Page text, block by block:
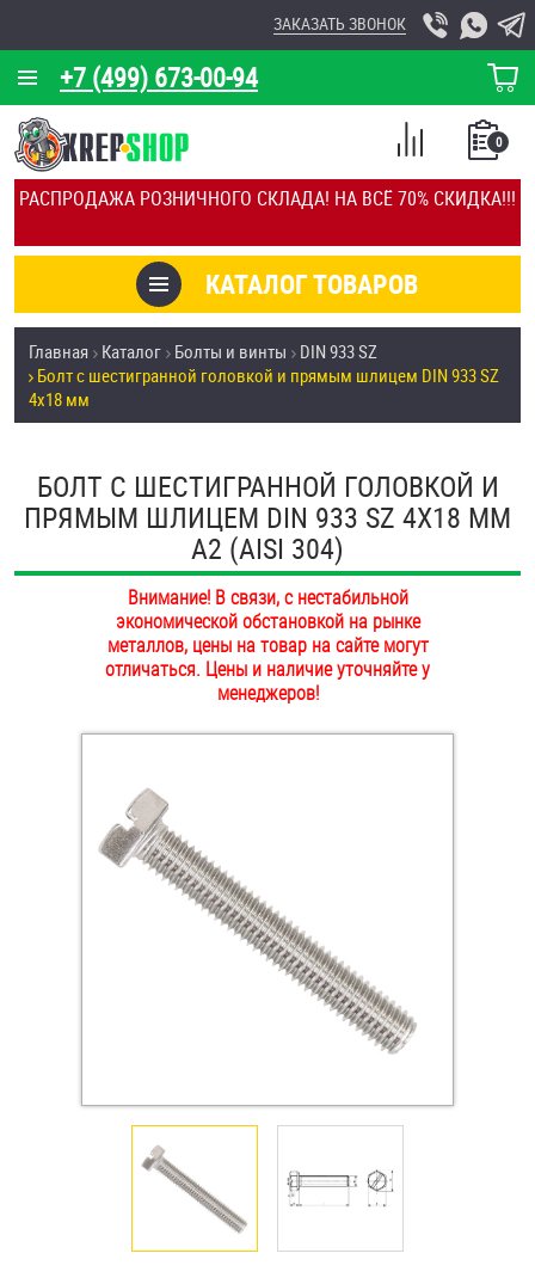
РАСПРОДАЖА РОЗНИЧНОГО СКЛАДА! НА ВСЁ 70% СКИДКА!!!
+7 (499) 673-00-94
ЗАКАЗАТЬ ЗВОНОК
КОРЗИНА
О КОМПАНИИ
КАЛЬКУЛЯТОР
ОТЗЫВЫ
УСЛУГИ
СКИДКИ
ПОКУПАТЕЛЯМ
ОПЛАТА И ДОСТАВКА
НАШИ МАГАЗИНЫ
КАТАЛОГ ТОВАРОВ
0
СПИСОК
СРАВНЕНИЕ
Товары со скидкой
Анкеры
Болты и винты
Втулки
Заклепки (Гайки-Заклепки)
Крюки, кольца с метрической резьбой
Крюки, кольца с шурупной резьбой
Оснастка и аксессуары для яхт
Саморезы и шурупы
Главная Каталог Болты и винты
DIN 933 SZ
Болт с шестигранной головкой и прямым шлицем DIN 933 SZ
4х18 мм
БОЛТ С ШЕСТИГРАННОЙ ГОЛОВКОЙ И
ПРЯМЫМ ШЛИЦЕМ DIN 933 SZ 4Х18 ММ
А2 (AISI 304)
Внимание! В связи, с нестабильной
экономической обстановкой на рынке
металлов, цены на товар на сайте могут
отличаться. Цены и наличие уточняйте у
менеджеров!